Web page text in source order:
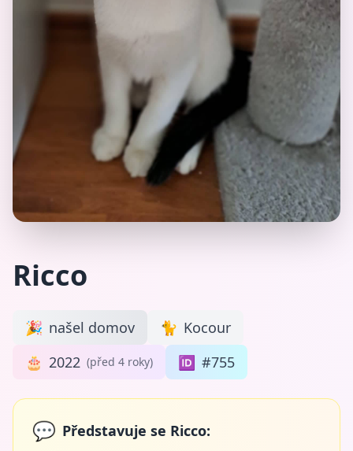
Ricco
🎉 našel domov 🐈 Kocour
🎂 2022 (před 4 roky) 🆔 #755
💬 Představuje se Ricco: